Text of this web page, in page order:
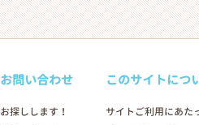
お問い合わせ
お探しします！
このサイトにつ
サイトご利用にあた